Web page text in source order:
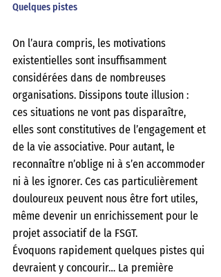
Quelques pistes
On l’aura compris, les motivations
existentielles sont insuffisamment
considérées dans de nombreuses
organisations. Dissipons toute illusion :
ces situations ne vont pas disparaître,
elles sont constitutives de l’engagement et
de la vie associative. Pour autant, le
reconnaître n’oblige ni à s’en accommoder
ni à les ignorer. Ces cas particulièrement
douloureux peuvent nous être fort utiles,
même devenir un enrichissement pour le
projet associatif de la FSGT.
Évoquons rapidement quelques pistes qui
devraient y concourir… La première